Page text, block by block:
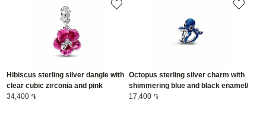
Hibiscus sterling silver dangle with
clear cubic zirconia and pink
enamel/ 794698C01
34,400 ֏
Octopus sterling silver charm with
shimmering blue and black enamel/
794706C01
17,400 ֏